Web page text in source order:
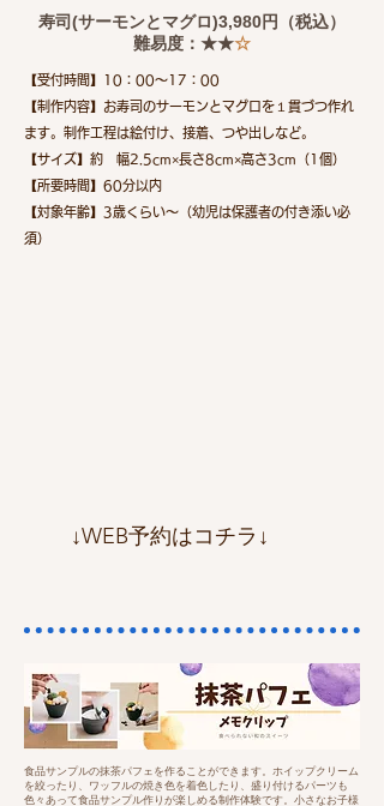
寿司(サーモンとマグロ)​3,980円（税込）
難易度：★★☆
【受付時間】10：00～17：00
【制作内容】お寿司のサーモンとマグロを１貫づつ作れ
ます。制作工程は絵付け、接着、つや出しなど​。
【サイズ】約 幅2.5cm×長さ8cm×高さ3cm（1個）
【所要時間】60分以内
【対象年齢】3歳くらい～（幼児は保護者の付き添い必
須）
​↓WEB予約はコチラ↓
食品サンプルの抹茶パフェを作ることができます。ホイップクリーム
を絞ったり、ワッフルの焼き色を着色したり、盛り付けるパーツも
色々あって食品サンプル作りが楽しめる制作体験です。小さなお子様